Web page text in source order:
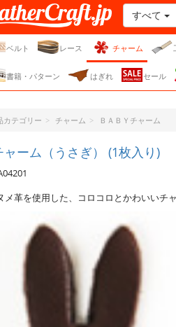
フト・ドット・
すべて
ベルト レース チャーム
書籍・パターン はぎれ セール
カテゴリー チャーム ＢＡＢＹチャーム
ャーム（うさぎ） (1枚入り)
メ革を使用した、コロコロとかわいいチャ